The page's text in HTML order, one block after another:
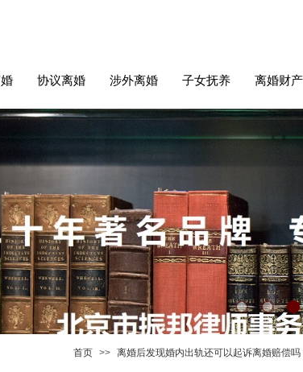
协议离婚 涉外离婚 子女抚养 离婚财产
首页 >> 离婚后发现婚内出轨还可以起诉离婚赔偿吗